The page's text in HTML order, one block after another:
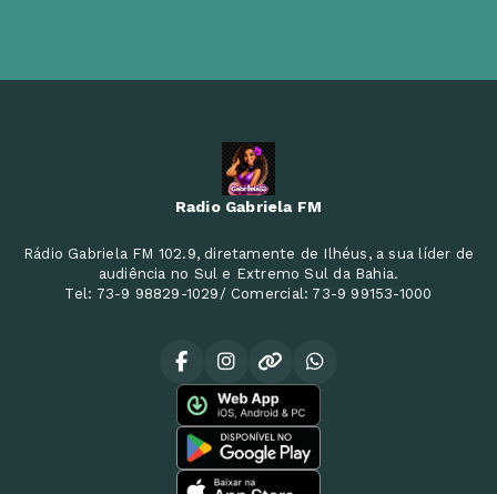
Radio Gabriela FM
Rádio Gabriela FM 102.9, diretamente de Ilhéus, a sua líder de
audiência no Sul e Extremo Sul da Bahia.
Tel: 73-9 98829-1029/ Comercial: 73-9 99153-1000